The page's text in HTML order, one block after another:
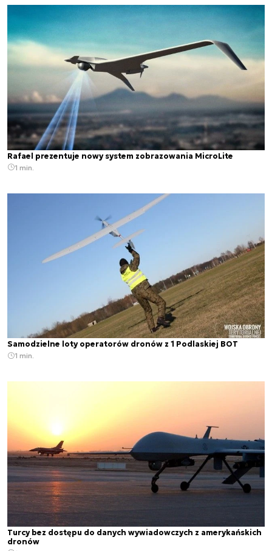
Rafael prezentuje nowy system zobrazowania MicroLite
1 min.
Samodzielne loty operatorów dronów z 1 Podlaskiej BOT
1 min.
Turcy bez dostępu do danych wywiadowczych z amerykańskich
dronów